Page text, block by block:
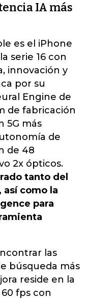
IA más
es el iPhone
serie 16 con
innovación y
por su
Engine de
de fabricación
5G más
de
de 48
2x ópticos.
tanto del
así como la
para
las
búsqueda más
reside en la
fps con